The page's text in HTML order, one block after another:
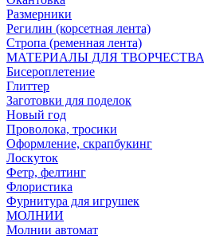
Размерники
Регилин (корсетная лента)
Стропа (ременная лента)
МАТЕРИАЛЫ ДЛЯ ТВОРЧЕСТВА
Бисероплетение
Глиттер
Заготовки для поделок
Новый год
Проволока, тросики
Оформление, скрапбукинг
Лоскуток
Фетр, фелтинг
Флористика
Фурнитура для игрушек
МОЛНИИ
Молнии автомат